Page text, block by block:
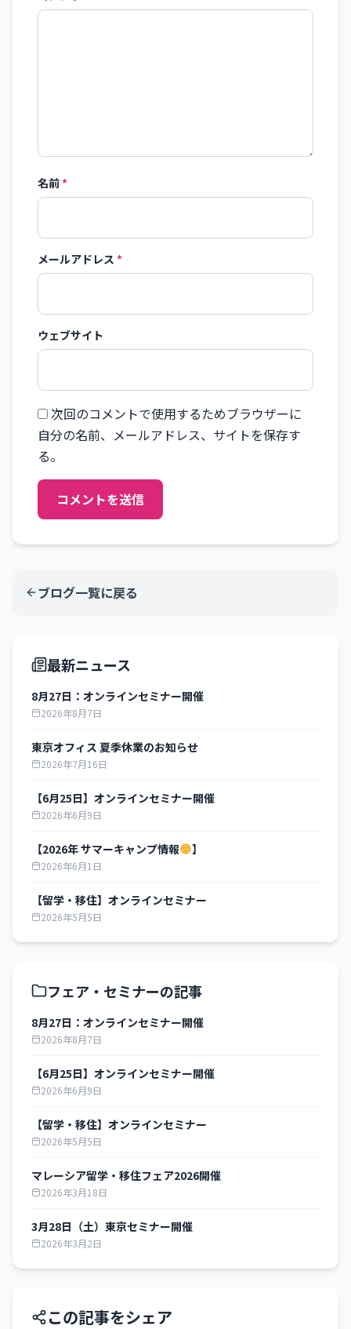
名前*
メールアドレス *
ウェブサイト
次回のコメントで使用するためブラウザーに
自分の名前、メールアドレス、サイトを保存す
る。
コメントを送信
ブログ一覧に戻る
最新ニュース
8月27日：オンラインセミナー開催
2026年8月7日
東京オフィス 夏季休業のお知らせ
2026年7月16日
【6月25日】オンラインセミナー開催
2026年6月9日
【2026年 サマーキャンプ情報 】
2026年6月1日
【留学・移住】オンラインセミナー
2026年5月5日
フェア・セミナーの記事
8月27日：オンラインセミナー開催
2026年8月7日
【6月25日】オンラインセミナー開催
2026年6月9日
【留学・移住】オンラインセミナー
2026年5月5日
マレーシア留学・移住フェア2026開催
2026年3月18日
3月28日（土）東京セミナー開催
2026年3月2日
この記事をシェア